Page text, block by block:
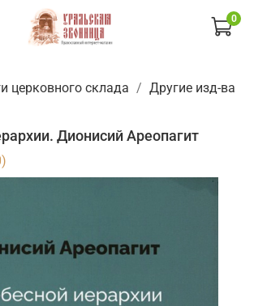
0
церковного склада Другие изд-ва
Дионисий Ареопагит